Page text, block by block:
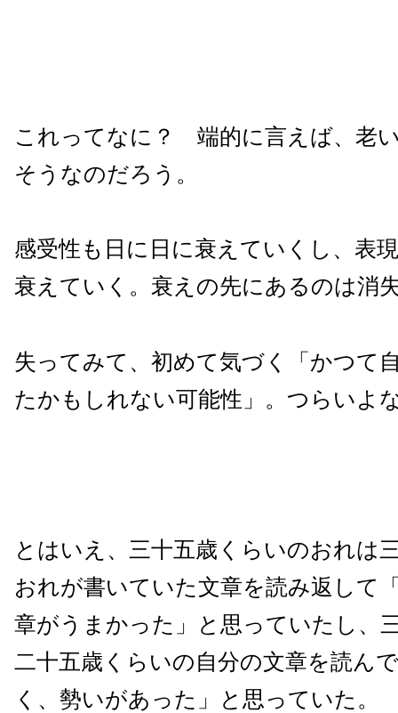
これってなに？ 端的に言えば、老
そうなのだろう。
感受性も日に日に衰えていくし、表
衰えていく。衰えの先にあるのは消
失ってみて、初めて気づく「かつて
たかもしれない可能性」。つらいよ
とはいえ、三十五歳くらいのおれは
おれが書いていた文章を読み返して
章がうまかった」と思っていたし、
二十五歳くらいの自分の文章を読ん
く、勢いがあった」と思っていた。